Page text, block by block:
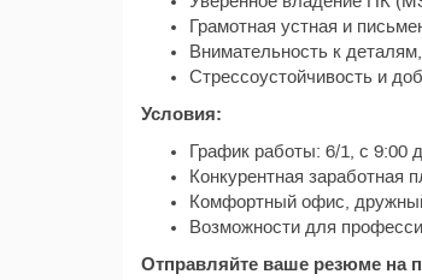
Грамотная устная и
Внимательность к
Стрессоустойчивость и
Условия:
График работы: 6/1, с 9:00
Конкурентная заработная
Комфортный офис,
Возможности для
Отправляйте ваше резюме на